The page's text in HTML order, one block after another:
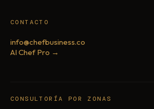
CONTACTO
info@chefbusiness.co
AI Chef Pro →
CONSULTORÍA POR ZONAS